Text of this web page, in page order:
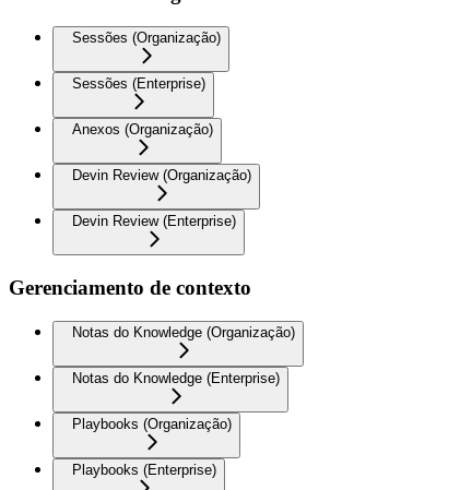
Sessões (Organização)
Sessões (Enterprise)
Anexos (Organização)
Devin Review (Organização)
Devin Review (Enterprise)
Gerenciamento de contexto
Notas do Knowledge (Organização)
Notas do Knowledge (Enterprise)
Playbooks (Organização)
Playbooks (Enterprise)